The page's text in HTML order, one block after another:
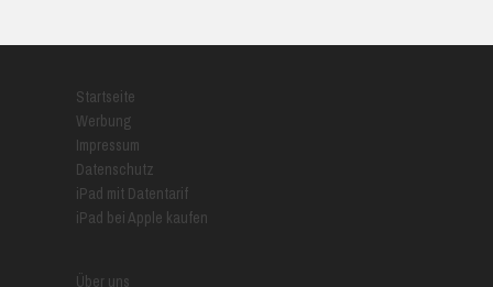
Startseite
Werbung
Impressum
Datenschutz
iPad mit Datentarif
iPad bei Apple kaufen
Über uns